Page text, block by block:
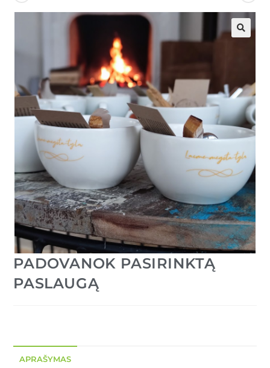
PADOVANOK PASIRINKTĄ
PASLAUGĄ
APRAŠYMAS